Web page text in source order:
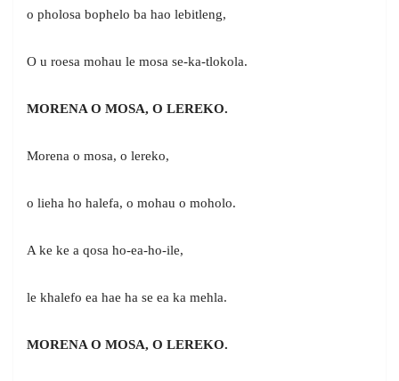
o pholosa bophelo ba hao lebitleng,
O u roesa mohau le mosa se-ka-tlokola.
MORENA O MOSA, O LEREKO.
Morena o mosa, o lereko,
o lieha ho halefa, o mohau o moholo.
A ke ke a qosa ho-ea-ho-ile,
le khalefo ea hae ha se ea ka mehla.
MORENA O MOSA, O LEREKO.